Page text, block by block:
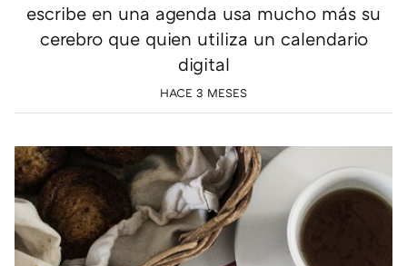
escribe en una agenda usa mucho más su
cerebro que quien utiliza un calendario
digital
HACE 3 MESES